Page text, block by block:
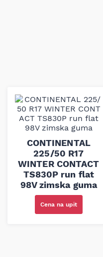
CONTINENTAL
225/50 R17
WINTER CONTACT
TS830P run flat
98V zimska guma
Cena na upit